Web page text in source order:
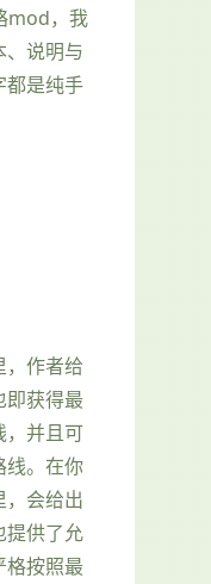
mod，我
、说明与
都是纯手
，作者给
获得最
，并且可
线。在你
，会给出
提供了允
格按照最